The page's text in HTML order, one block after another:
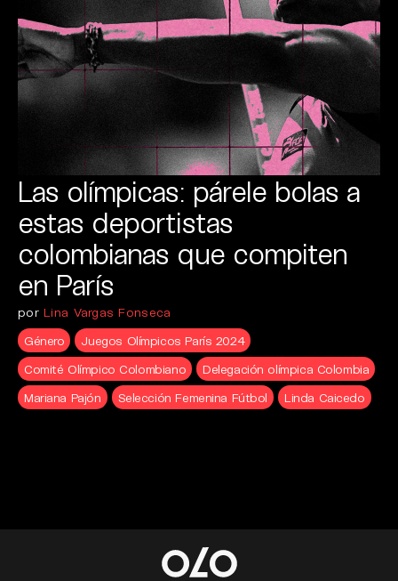
Las olímpicas: párele bolas a
estas deportistas
colombianas que compiten
en París
porLina Vargas Fonseca
Género
Juegos Olímpicos París 2024
Comité Olímpico Colombiano
Delegación olímpica Colombia
Mariana Pajón
Selección Femenina Fútbol Linda Caicedo